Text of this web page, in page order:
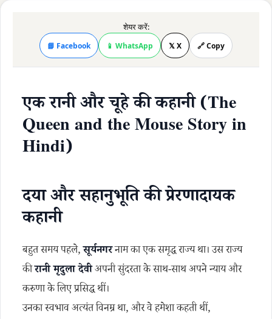
शेयर करें:
📘 Facebook 📱 WhatsApp 𝕏 X 🔗 Copy
एक रानी और चूहे की कहानी (The
Queen and the Mouse Story in
Hindi)
दया और सहानुभूति की प्रेरणादायक
कहानी
बहुत समय पहले,सूर्यनगरनाम का एक समृद्ध राज्य था। उस राज्य
कीरानी मृदुला देवीअपनी सुंदरता के साथ-साथ अपने न्याय और
करुणा के लिए प्रसिद्ध थीं।
उनका स्वभाव अत्यंत विनम्र था, और वे हमेशा कहती थीं,